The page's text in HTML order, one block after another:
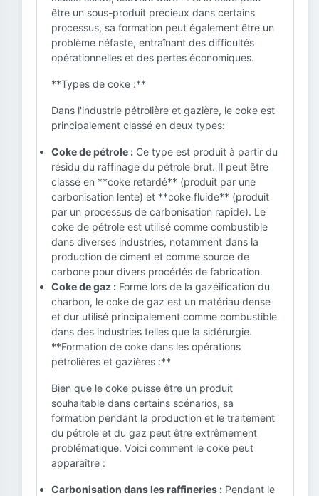
être un sous-produit précieux dans certains
processus, sa formation peut également être un
problème néfaste, entraînant des difficultés
opérationnelles et des pertes économiques.
**Types de coke :**
Dans l'industrie pétrolière et gazière, le coke est
principalement classé en deux types:
Coke de pétrole : Ce type est produit à partir du
résidu du raffinage du pétrole brut. Il peut être
classé en **coke retardé** (produit par une
carbonisation lente) et **coke fluide** (produit
par un processus de carbonisation rapide). Le
coke de pétrole est utilisé comme combustible
dans diverses industries, notamment dans la
production de ciment et comme source de
carbone pour divers procédés de fabrication.
Coke de gaz : Formé lors de la gazéification du
charbon, le coke de gaz est un matériau dense
et dur utilisé principalement comme combustible
dans des industries telles que la sidérurgie.
**Formation de coke dans les opérations
pétrolières et gazières :**
Bien que le coke puisse être un produit
souhaitable dans certains scénarios, sa
formation pendant la production et le traitement
du pétrole et du gaz peut être extrêmement
problématique. Voici comment le coke peut
apparaître :
Carbonisation dans les raffineries : Pendant le